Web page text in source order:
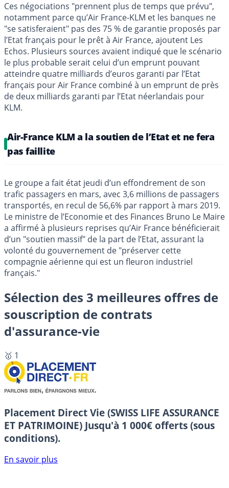
Ces négociations "prennent plus de temps que prévu",
notamment parce qu’Air France-KLM et les banques ne
"se satisferaient" pas des 75 % de garantie proposés par
l’Etat français pour le prêt à Air France, ajoutent Les
Echos. Plusieurs sources avaient indiqué que le scénario
le plus probable serait celui d’un emprunt pouvant
atteindre quatre milliards d’euros garanti par l’Etat
français pour Air France combiné à un emprunt de près
de deux milliards garanti par l’Etat néerlandais pour
KLM.
Air-France KLM a la soutien de l’Etat et ne fera
pas faillite
Le groupe a fait état jeudi d’un effondrement de son
trafic passagers en mars, avec 3,6 millions de passagers
transportés, en recul de 56,6% par rapport à mars 2019.
Le ministre de l’Economie et des Finances Bruno Le Maire
a affirmé à plusieurs reprises qu’Air France bénéficierait
d’un "soutien massif" de la part de l’Etat, assurant la
volonté du gouvernement de "préserver cette
compagnie aérienne qui est un fleuron industriel
français."
Sélection des 3 meilleures offres de
souscription de contrats
d'assurance-vie
🥇 1
Placement Direct Vie (SWISS LIFE ASSURANCE
ET PATRIMOINE) Jusqu'à 1 000€ offerts (sous
conditions).
En savoir plus